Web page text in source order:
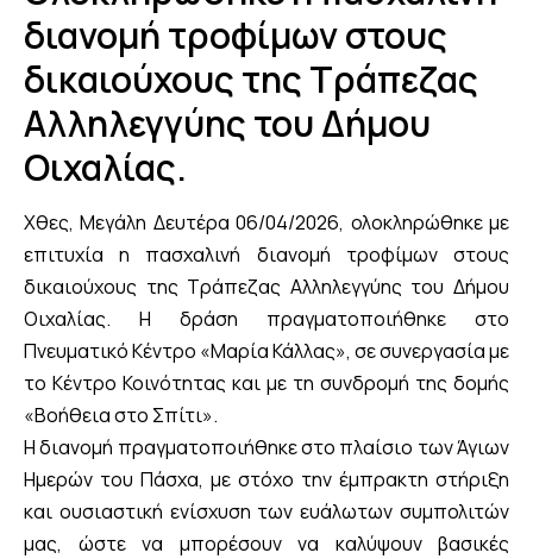
διανομή τροφίμων στους
δικαιούχους της Τράπεζας
Αλληλεγγύης του Δήμου
Οιχαλίας.
Χθες, Μεγάλη Δευτέρα 06/04/2026, ολοκληρώθηκε με
επιτυχία η πασχαλινή διανομή τροφίμων στους
δικαιούχους της Τράπεζας Αλληλεγγύης του Δήμου
Οιχαλίας. Η δράση πραγματοποιήθηκε στο
Πνευματικό Κέντρο «Μαρία Κάλλας», σε συνεργασία με
το Κέντρο Κοινότητας και με τη συνδρομή της δομής
«Βοήθεια στο Σπίτι».
Η διανομή πραγματοποιήθηκε στο πλαίσιο των Άγιων
Ημερών του Πάσχα, με στόχο την έμπρακτη στήριξη
και ουσιαστική ενίσχυση των ευάλωτων συμπολιτών
μας, ώστε να μπορέσουν να καλύψουν βασικές